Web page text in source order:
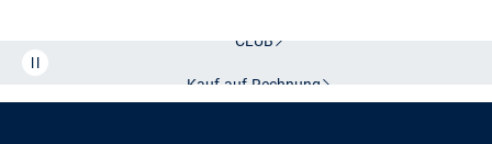
CLUB
Kauf auf Rechnung